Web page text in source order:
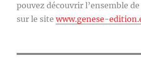
pouvez découvrir l’ensemble
sur le sitewww.genese-